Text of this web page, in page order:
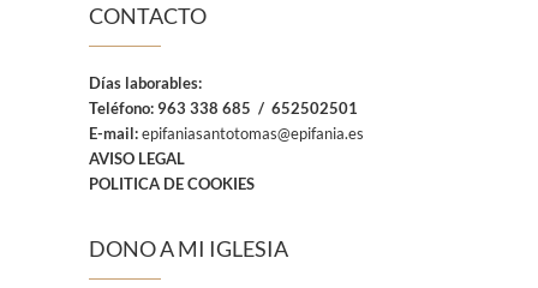
CONTACTO
Días laborables:
Teléfono: 963 338 685 / 652502501
E-mail:epifaniasantotomas@epifania.es
AVISO LEGAL
POLITICA DE COOKIES
DONO A MI IGLESIA